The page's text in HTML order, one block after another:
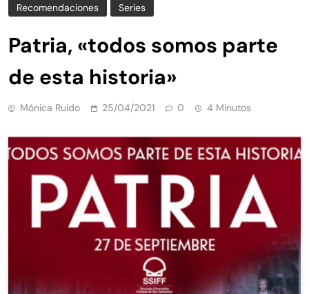
Recomendaciones Series
Patria, «todos somos parte
de esta historia»
Mónica Ruido 25/04/2021 0 4 Minutos